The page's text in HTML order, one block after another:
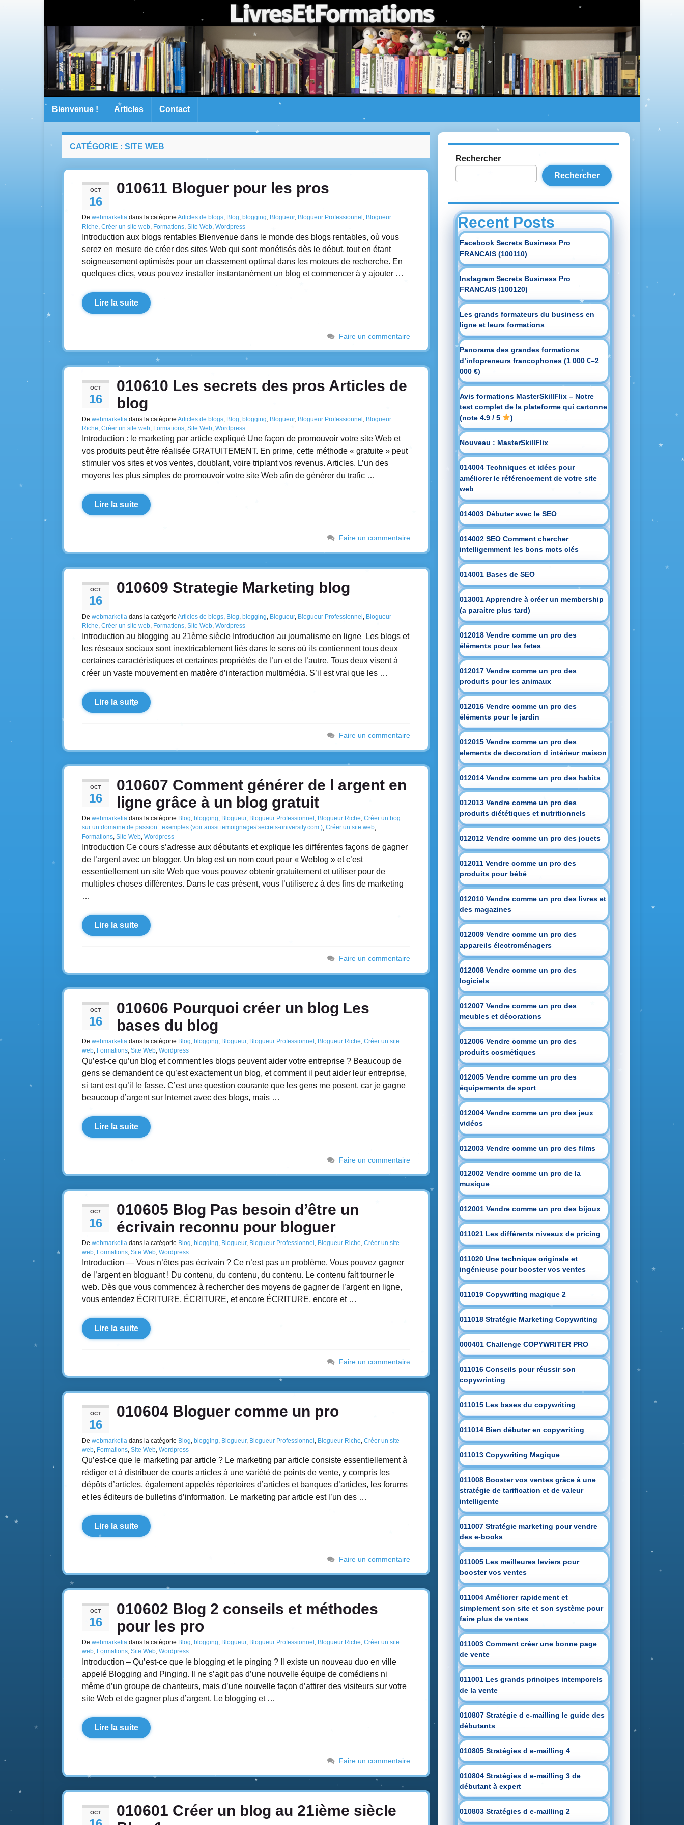
Bienvenue ! Articles Contact
CATÉGORIE : SITE WEB
OCT
16
010611 Bloguer pour les pros
De webmarketia dans la catégorie Articles de blogs, Blog, blogging, Blogueur, Blogueur Professionnel , Blogueur
Riche, Créer un site web, Formations, Site Web, Wordpress
Introduction aux blogs rentables Bienvenue dans le monde des blogs rentables, où vous
serez en mesure de créer des sites Web qui sont monétisés dès le début, tout en étant
soigneusement optimisés pour un classement optimal dans les moteurs de recherche. En
quelques clics, vous pouvez installer instantanément un blog et commencer à y ajouter …
Lire la suite
Faire un commentaire
OCT
16
010610 Les secrets des pros Articles de
blog
De webmarketia dans la catégorie Articles de blogs, Blog, blogging, Blogueur, Blogueur Professionnel , Blogueur
Riche, Créer un site web, Formations, Site Web, Wordpress
Introduction : le marketing par article expliqué Une façon de promouvoir votre site Web et
vos produits peut être réalisée GRATUITEMENT. En prime, cette méthode « gratuite » peut
stimuler vos sites et vos ventes, doublant, voire triplant vos revenus. Articles. L’un des
moyens les plus simples de promouvoir votre site Web afin de générer du trafic …
Lire la suite
Faire un commentaire
OCT
16
010609 Strategie Marketing blog
De webmarketia dans la catégorie Articles de blogs, Blog, blogging, Blogueur, Blogueur Professionnel , Blogueur
Riche, Créer un site web, Formations, Site Web, Wordpress
Introduction au blogging au 21ème siècle Introduction au journalisme en ligne Les blogs et
les réseaux sociaux sont inextricablement liés dans le sens où ils contiennent tous deux
certaines caractéristiques et certaines propriétés de l’un et de l’autre. Tous deux visent à
créer un vaste mouvement en matière d’interaction multimédia. S’il est vrai que les …
Lire la suite
Faire un commentaire
OCT
16
010607 Comment générer de l argent en
ligne grâce à un blog gratuit
De webmarketia dans la catégorie Blog, blogging, Blogueur, Blogueur Professionnel , Blogueur Riche, Créer un bog
sur un domaine de passion : exemples (voir aussi temoignages.secrets-university.com ), Créer un site web,
Formations, Site Web, Wordpress
Introduction Ce cours s’adresse aux débutants et explique les différentes façons de gagner
de l’argent avec un blogger. Un blog est un nom court pour « Weblog » et c’est
essentiellement un site Web que vous pouvez obtenir gratuitement et utiliser pour de
multiples choses différentes. Dans le cas présent, vous l’utiliserez à des fins de marketing
…
Lire la suite
Faire un commentaire
OCT
16
010606 Pourquoi créer un blog Les
bases du blog
De webmarketia dans la catégorie Blog, blogging, Blogueur, Blogueur Professionnel , Blogueur Riche, Créer un site
web, Formations, Site Web, Wordpress
Qu’est-ce qu’un blog et comment les blogs peuvent aider votre entreprise ? Beaucoup de
gens se demandent ce qu’est exactement un blog, et comment il peut aider leur entreprise,
si tant est qu’il le fasse. C’est une question courante que les gens me posent, car je gagne
beaucoup d’argent sur Internet avec des blogs, mais …
Lire la suite
Faire un commentaire
OCT
16
010605 Blog Pas besoin d’être un
écrivain reconnu pour bloguer
De webmarketia dans la catégorie Blog, blogging, Blogueur, Blogueur Professionnel , Blogueur Riche, Créer un site
web, Formations, Site Web, Wordpress
Introduction — Vous n’êtes pas écrivain ? Ce n’est pas un problème. Vous pouvez gagner
de l’argent en bloguant ! Du contenu, du contenu, du contenu. Le contenu fait tourner le
web. Dès que vous commencez à rechercher des moyens de gagner de l’argent en ligne,
vous entendez ÉCRITURE, ÉCRITURE, et encore ÉCRITURE, encore et …
Lire la suite
Faire un commentaire
OCT
16
010604 Bloguer comme un pro
De webmarketia dans la catégorie Blog, blogging, Blogueur, Blogueur Professionnel , Blogueur Riche, Créer un site
web, Formations, Site Web, Wordpress
Qu’est-ce que le marketing par article ? Le marketing par article consiste essentiellement à
rédiger et à distribuer de courts articles à une variété de points de vente, y compris les
dépôts d’articles, également appelés répertoires d’articles et banques d’articles, les forums
et les éditeurs de bulletins d’information. Le marketing par article est l’un des …
Lire la suite
Faire un commentaire
OCT
16
010602 Blog 2 conseils et méthodes
pour les pro
De webmarketia dans la catégorie Blog, blogging, Blogueur, Blogueur Professionnel , Blogueur Riche, Créer un site
web, Formations, Site Web, Wordpress
Introduction – Qu’est-ce que le blogging et le pinging ? Il existe un nouveau duo en ville
appelé Blogging and Pinging. Il ne s’agit pas d’une nouvelle équipe de comédiens ni
même d’un groupe de chanteurs, mais d’une nouvelle façon d’attirer des visiteurs sur votre
site Web et de gagner plus d’argent. Le blogging et …
Lire la suite
Faire un commentaire
OCT
010601 Créer un blog au 21ième siècle
Rechercher
Rechercher
Recent Posts
Facebook Secrets Business Pro
FRANCAIS (100110)
Instagram Secrets Business Pro
FRANCAIS (100120)
Les grands formateurs du business en
ligne et leurs formations
Panorama des grandes formations
d’infopreneurs francophones (1 000 €–2
000 €)
Avis formations MasterSkillFlix – Notre
test complet de la plateforme qui cartonne
(note 4.9 / 5
)
Nouveau : MasterSkillFlix
014004 Techniques et idées pour
améliorer le référencement de votre site
web
014003 Débuter avec le SEO
014002 SEO Comment chercher
intelligemment les bons mots clés
014001 Bases de SEO
013001 Apprendre à créer un membership
(a paraitre plus tard)
012018 Vendre comme un pro des
éléments pour les fetes
012017 Vendre comme un pro des
produits pour les animaux
012016 Vendre comme un pro des
éléments pour le jardin
012015 Vendre comme un pro des
elements de decoration d intérieur maison
012014 Vendre comme un pro des habits
012013 Vendre comme un pro des
produits diététiques et nutritionnels
012012 Vendre comme un pro des jouets
012011 Vendre comme un pro des
produits pour bébé
012010 Vendre comme un pro des livres et
des magazines
012009 Vendre comme un pro des
appareils électroménagers
012008 Vendre comme un pro des
logiciels
012007 Vendre comme un pro des
meubles et décorations
012006 Vendre comme un pro des
produits cosmétiques
012005 Vendre comme un pro des
équipements de sport
012004 Vendre comme un pro des jeux
vidéos
012003 Vendre comme un pro des films
012002 Vendre comme un pro de la
musique
012001 Vendre comme un pro des bijoux
011021 Les différents niveaux de pricing
011020 Une technique originale et
ingénieuse pour booster vos ventes
011019 Copywriting magique 2
011018 Stratégie Marketing Copywriting
000401 Challenge COPYWRITER PRO
011016 Conseils pour réussir son
copywrinting
011015 Les bases du copywriting
011014 Bien débuter en copywriting
011013 Copywriting Magique
011008 Booster vos ventes grâce à une
stratégie de tarification et de valeur
intelligente
011007 Stratégie marketing pour vendre
des e-books
011005 Les meilleures leviers pour
booster vos ventes
011004 Améliorer rapidement et
simplement son site et son système pour
faire plus de ventes
011003 Comment créer une bonne page
de vente
011001 Les grands principes intemporels
de la vente
010807 Stratégie d e-mailling le guide des
débutants
010805 Stratégies d e-mailling 4
010804 Stratégies d e-mailling 3 de
débutant à expert
010803 Stratégies d e-mailling 2